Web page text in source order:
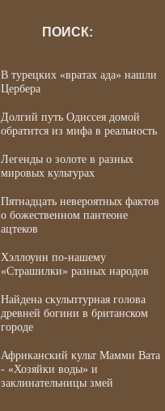
ПОИСК:
В турецких «вратах ада» нашли
Цербера
Долгий путь Одиссея домой
обратится из мифа в реальность
Легенды о золоте в разных
мировых культурах
Пятнадцать невероятных фактов
о божественном пантеоне
ацтеков
Хэллоуин по-нашему
«Страшилки» разных народов
Найдена скульптурная голова
древней богини в британском
городе
Африканский культ Мамми Вата
- «Хозяйки воды» и
заклинательницы змей